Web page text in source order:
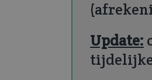
Update: